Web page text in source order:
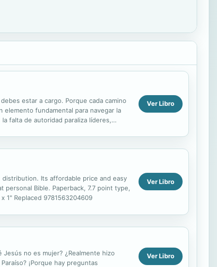
estar a cargo. Porque cada camino
fundamental para navegar la
falta de autoridad paraliza líderes,
Ver Libro
Its affordable price and easy
personal Bible. Paperback, 7.7 point type,
1" Replaced 9781563204609
Ver Libro
no es mujer? ¿Realmente hizo
¡Porque hay preguntas
Ver Libro